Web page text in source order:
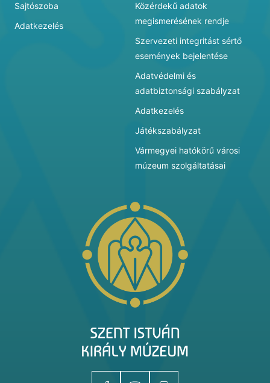
Sajtószoba
Adatkezelés
Közérdekű adatok
megismerésének rendje
Szervezeti integritást sértő
események bejelentése
Adatvédelmi és
adatbiztonsági szabályzat
Adatkezelés
Játékszabályzat
Vármegyei hatókörű városi
múzeum szolgáltatásai